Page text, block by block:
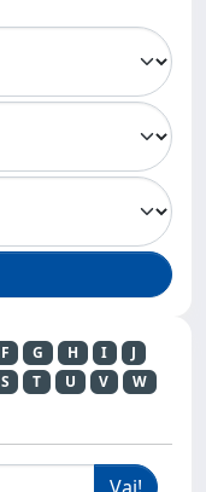
F G H I
J
S T U V
W